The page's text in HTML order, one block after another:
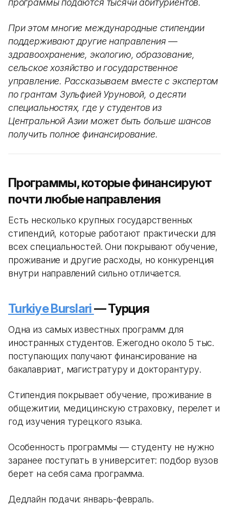
программы подаются тысячи абитуриентов.
При этом многие международные стипендии
поддерживают другие направления —
здравоохранение, экологию, образование,
сельское хозяйство и государственное
управление. Рассказываем вместе с экспертом
по грантам Зульфией Уруновой, о десяти
специальностях, где у студентов из
Центральной Азии может быть больше шансов
получить полное финансирование.
Программы, которые финансируют
почти любые направления
Есть несколько крупных государственных
стипендий, которые работают практически для
всех специальностей. Они покрывают обучение,
проживание и другие расходы, но конкуренция
внутри направлений сильно отличается.
Turkiye Burslari— Турция
Одна из самых известных программ для
иностранных студентов. Ежегодно около 5 тыс.
поступающих получают финансирование на
бакалавриат, магистратуру и докторантуру.
Стипендия покрывает обучение, проживание в
общежитии, медицинскую страховку, перелет и
год изучения турецкого языка.
Особенность программы — студенту не нужно
заранее поступать в университет: подбор вузов
берет на себя сама программа.
Дедлайн подачи: январь-февраль.